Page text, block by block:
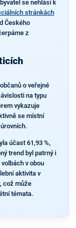
se nehlásí k
stránkách
Českého
z
o veřejné
na typu
vykazuje
se místní
účast 61,93 %,
trend byl patrný i
v obou
aktivita v
což může
témata.